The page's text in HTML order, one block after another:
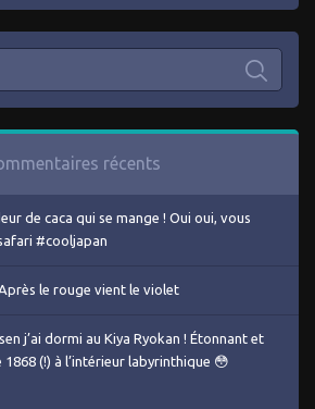
récents
de caca qui se mange ! Oui oui, vous
#cooljapan
le rouge vient le violet
j’ai dormi au Kiya Ryokan ! Étonnant et
(!) à l’intérieur labyrinthique 😳